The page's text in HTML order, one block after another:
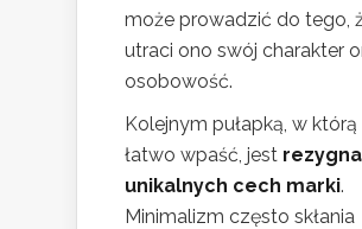
może prowadzić do tego,
utraci ono swój charakter
osobowość.
Kolejnym pułapką, w którą
łatwo wpaść, jest
unikalnych cech marki.
Minimalizm często skłania